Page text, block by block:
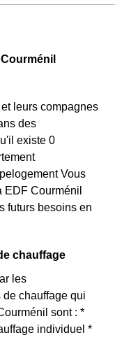
leurs compagnes
des
existe 0
Vous
Courménil
futurs besoins en
chauffage
les
chauffage qui
sont : *
individuel *